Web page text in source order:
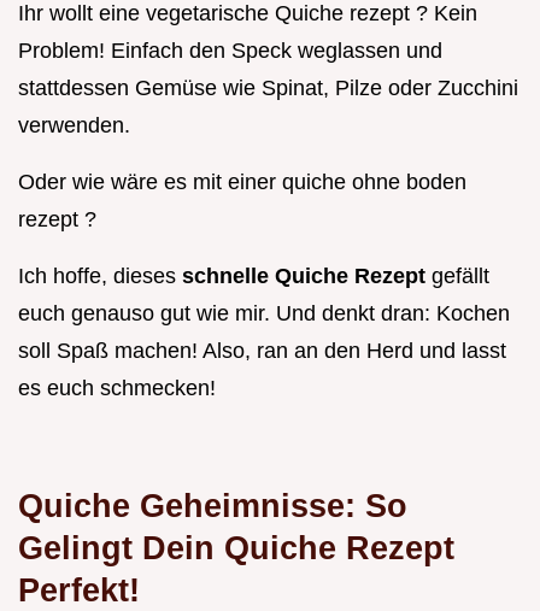
Ihr wollt eine vegetarische Quiche rezept ? Kein
Problem! Einfach den Speck weglassen und
stattdessen Gemüse wie Spinat, Pilze oder Zucchini
verwenden.
Oder wie wäre es mit einer quiche ohne boden
rezept ?
Ich hoffe, dieses schnelle Quiche Rezept gefällt
euch genauso gut wie mir. Und denkt dran: Kochen
soll Spaß machen! Also, ran an den Herd und lasst
es euch schmecken!
Quiche Geheimnisse: So
Gelingt Dein Quiche Rezept
Perfekt!